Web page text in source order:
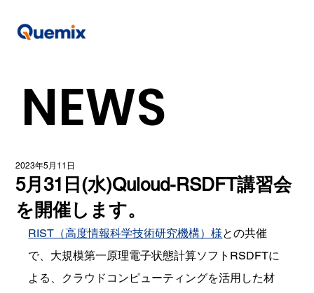
5月31日(水)Quloud-RSDFT講習会
を開催します。
2023年5月11日
RIST（高度情報科学技術研究機構）様との共催
で、大規模第一原理電子状態計算ソフトRSDFTに
よる、クラウドコンピューティングを活用した材
NEWS